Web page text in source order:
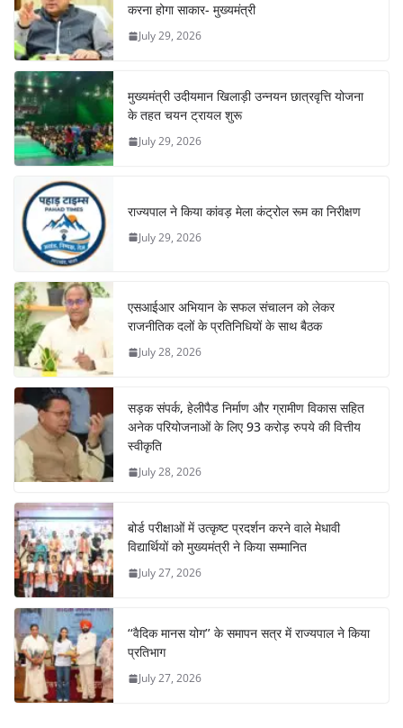
करना होगा साकार- मुख्यमंत्री
July 29, 2026
मुख्यमंत्री उदीयमान खिलाड़ी उन्नयन छात्रवृत्ति योजना
के तहत चयन ट्रायल शुरू
July 29, 2026
राज्यपाल ने किया कांवड़ मेला कंट्रोल रूम का निरीक्षण
July 29, 2026
एसआईआर अभियान के सफल संचालन को लेकर
राजनीतिक दलों के प्रतिनिधियों के साथ बैठक
July 28, 2026
सड़क संपर्क, हेलीपैड निर्माण और ग्रामीण विकास सहित
अनेक परियोजनाओं के लिए 93 करोड़ रुपये की वित्तीय
स्वीकृति
July 28, 2026
बोर्ड परीक्षाओं में उत्कृष्ट प्रदर्शन करने वाले मेधावी
विद्यार्थियों को मुख्यमंत्री ने किया सम्मानित
July 27, 2026
‘‘वैदिक मानस योग’’ के समापन सत्र में राज्यपाल ने किया
प्रतिभाग
July 27, 2026